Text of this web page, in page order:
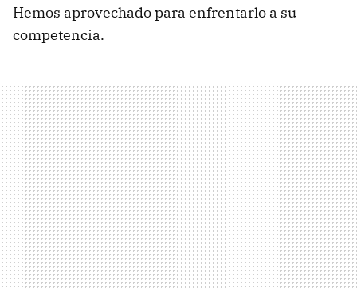
Hemos aprovechado para enfrentarlo a su
competencia.